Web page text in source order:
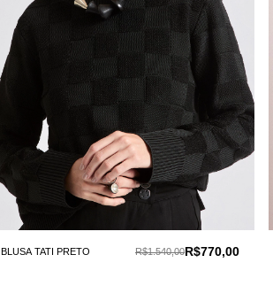
BLUSA TATI PRETO R$770,00
R$1.540,00